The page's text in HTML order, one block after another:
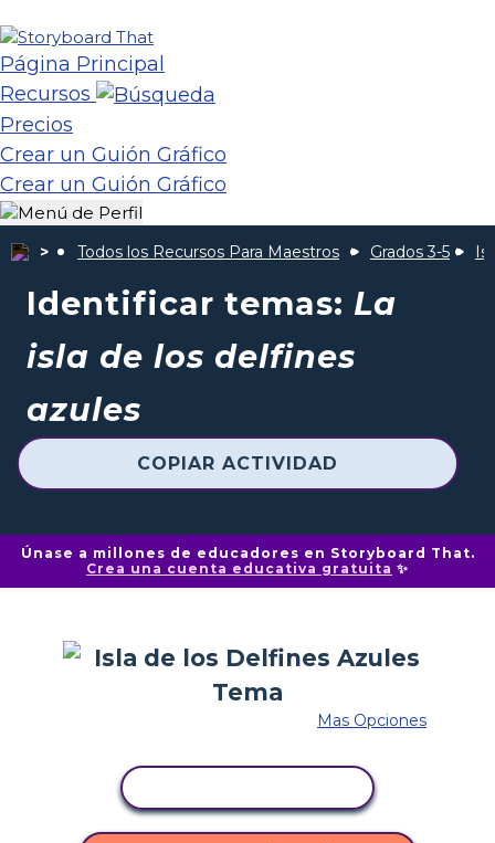
Página Principal
Recursos
Precios
Crear un Guión Gráfico
Crear un Guión Gráfico
Todos los Recursos Para Maestros Grados 3-5
Identificar temas: La
isla de los delfines
azules
COPIAR ACTIVIDAD
Únase a millones de educadores en Storyboard That.
Crea una cuenta educativa gratuita ✨
Mas Opciones